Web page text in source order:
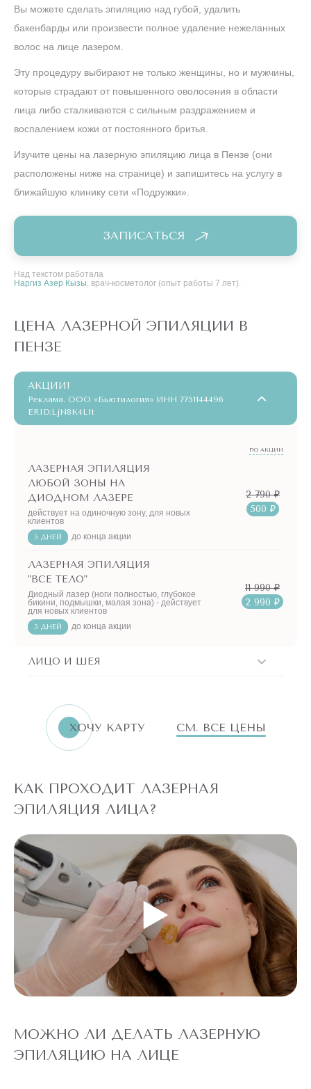
Вы можете сделать эпиляцию над губой, удалить
бакенбарды или произвести полное удаление нежеланных
волос на лице лазером.
Эту процедуру выбирают не только женщины, но и мужчины,
которые страдают от повышенного оволосения в области
лица либо сталкиваются с сильным раздражением и
воспалением кожи от постоянного бритья.
Изучите цены на лазерную эпиляцию лица в Пензе (они
расположены ниже на странице) и запишитесь на услугу в
ближайшую клинику сети «Подружки».
ЗАПИСАТЬСЯ
Над текстом работала
Наргиз Азер Кызы, врач-косметолог (опыт работы 7 лет).
ЦЕНА ЛАЗЕРНОЙ ЭПИЛЯЦИИ В
ПЕНЗЕ
АКЦИИ!
Реклама. ООО «Бьютилогия» ИНН 7751144496
ERID:LjN8K4L1t
ПО АКЦИИ
ЛАЗЕРНАЯ ЭПИЛЯЦИЯ
ЛЮБОЙ ЗОНЫ НА
ДИОДНОМ ЛАЗЕРЕ
действует на одиночную зону, для новых
клиентов
5 ДНЕЙ до конца акции
2 790 ₽
500 ₽
ЛАЗЕРНАЯ ЭПИЛЯЦИЯ
"ВСЕ ТЕЛО"
Диодный лазер (ноги полностью, глубокое
бикини, подмышки, малая зона) - действует
для новых клиентов
5 ДНЕЙ до конца акции
11 990 ₽
2 990 ₽
ЛИЦО И ШЕЯ
ХОЧУ КАРТУ СМ. ВСЕ ЦЕНЫ
КАК ПРОХОДИТ ЛАЗЕРНАЯ
ЭПИЛЯЦИЯ ЛИЦА?
МОЖНО ЛИ ДЕЛАТЬ ЛАЗЕРНУЮ
ЭПИЛЯЦИЮ НА ЛИЦЕ